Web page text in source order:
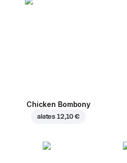
Chicken Bombony
alates 12,10 €